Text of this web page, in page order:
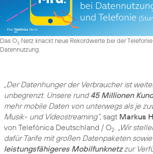
Das O2Netz knackt neue Rekordwerte bei der
Datennutzung.
„Der Datenhunger der Verbraucher ist
unbegrenzt. Unsere rund45 Millionen
mehr mobile Daten von unterwegs als je
Musik- und Videostreaming“, sagt Markus
von Telefónica Deutschland / O2. „Wir
dafür Tarife mit großen Datenpaketen
leistungsfähigeres Mobilfunknetzzur